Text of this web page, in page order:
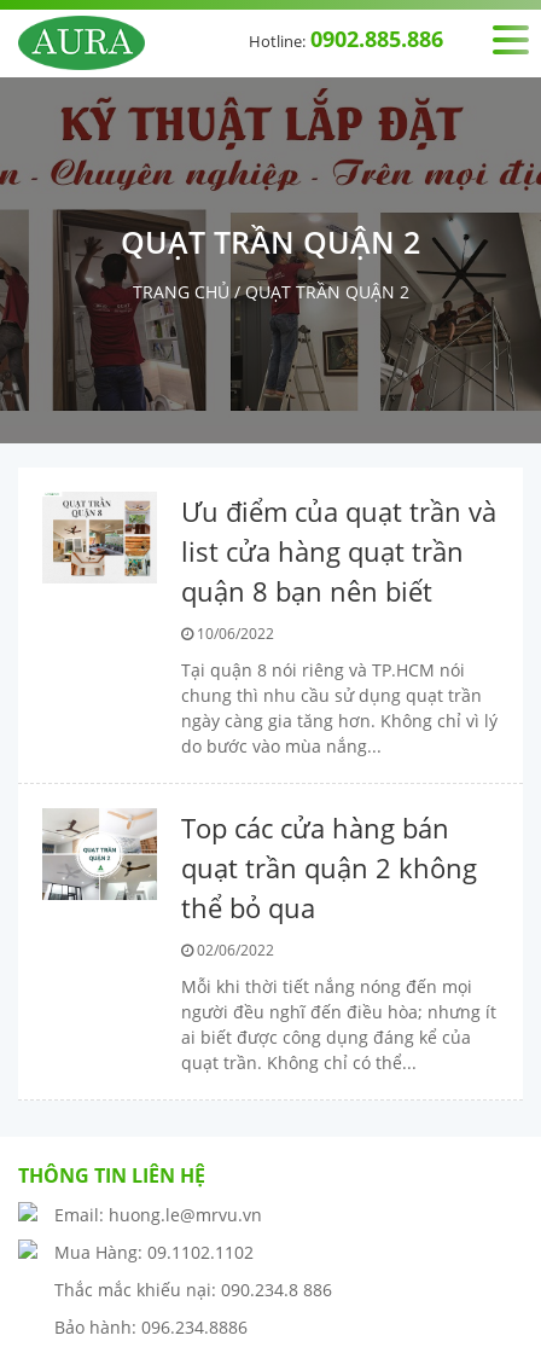
Hotline: 0902.885.886
QUẠT TRẦN QUẬN 2
TRANG CHỦ /QUẠT TRẦN QUẬN 2
Ưu điểm của quạt trần và
list cửa hàng quạt trần
quận 8 bạn nên biết
10/06/2022
Tại quận 8 nói riêng và TP.HCM nói
chung thì nhu cầu sử dụng quạt trần
ngày càng gia tăng hơn. Không chỉ vì lý
do bước vào mùa nắng...
Top các cửa hàng bán
quạt trần quận 2 không
thể bỏ qua
02/06/2022
Mỗi khi thời tiết nắng nóng đến mọi
người đều nghĩ đến điều hòa; nhưng ít
ai biết được công dụng đáng kể của
quạt trần. Không chỉ có thể...
THÔNG TIN LIÊN HỆ
Email: huong.le@mrvu.vn
Mua Hàng: 09.1102.1102
Thắc mắc khiếu nại: 090.234.8 886
Bảo hành: 096.234.8886